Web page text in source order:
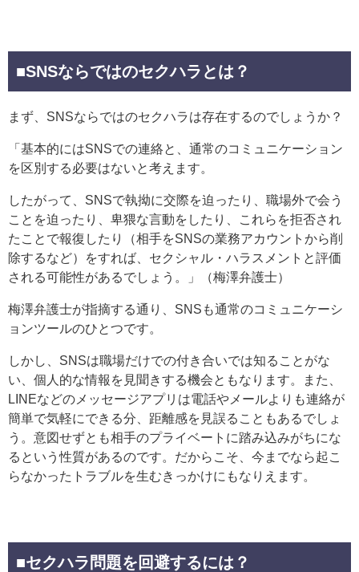
■SNSならではのセクハラとは？
まず、SNSならではのセクハラは存在するのでしょうか？
「基本的にはSNSでの連絡と、通常のコミュニケーション
を区別する必要はないと考えます。
したがって、SNSで執拗に交際を迫ったり、職場外で会う
ことを迫ったり、卑猥な言動をしたり、これらを拒否され
たことで報復したり（相手をSNSの業務アカウントから削
除するなど）をすれば、セクシャル・ハラスメントと評価
される可能性があるでしょう。」（梅澤弁護士）
梅澤弁護士が指摘する通り、SNSも通常のコミュニケーシ
ョンツールのひとつです。
しかし、SNSは職場だけでの付き合いでは知ることがな
い、個人的な情報を見聞きする機会ともなります。また、
LINEなどのメッセージアプリは電話やメールよりも連絡が
簡単で気軽にできる分、距離感を見誤ることもあるでしょ
う。意図せずとも相手のプライベートに踏み込みがちにな
るという性質があるのです。だからこそ、今までなら起こ
らなかったトラブルを生むきっかけにもなりえます。
■セクハラ問題を回避するには？